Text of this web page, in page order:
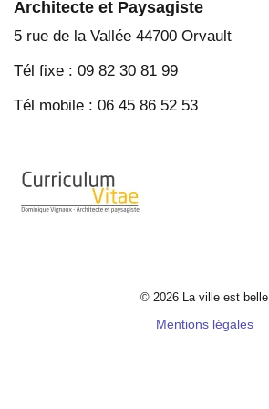
Architecte et Paysagiste
5 rue de la Vallée 44700 Orvault
Tél fixe : 09 82 30 81 99
Tél mobile : 06 45 86 52 53
© 2026 La ville est belle
Mentions légales